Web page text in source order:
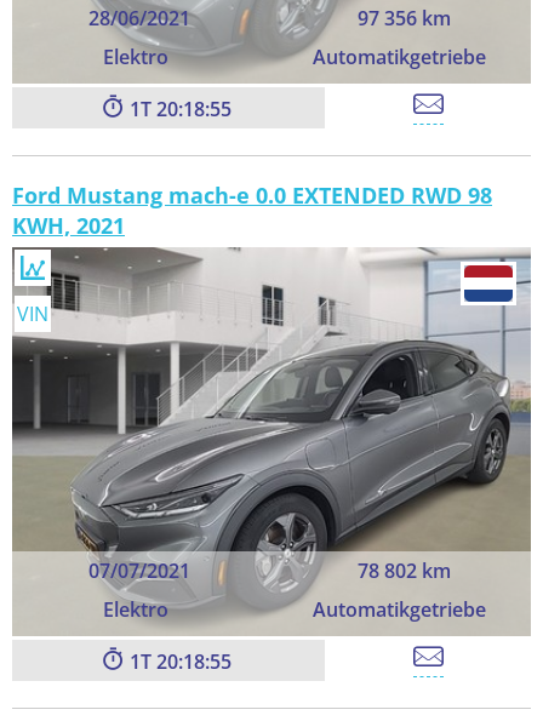
28/06/2021
97 356 km
Elektro
Automatikgetriebe
1 20:18:54
Ford Mustang mach-e 0.0 EXTENDED RWD 98
KWH, 2021
07/07/2021
78 802 km
Elektro
Automatikgetriebe
VIN
1 20:18:54